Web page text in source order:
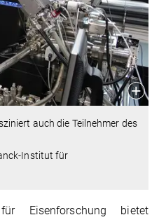
auch die Teilnehmer des
Institut für
Eisenforschung bietet